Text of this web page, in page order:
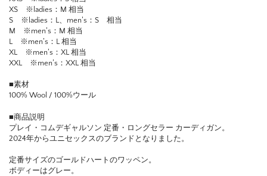
XS ※ladies：M 相当
S ※ladies：L、men’s：S 相当
M ※men’s：M 相当
L ※men’s：L 相当
XL ※men’s：XL 相当
XXL ※men’s：XXL 相当
■素材
100% Wool / 100%ウール
■商品説明
プレイ・コムデギャルソン 定番・ロングセラー カーディガン。
2024年からユニセックスのブランドとなりました。
定番サイズのゴールドハートのワッペン。
ボディーはグレー。